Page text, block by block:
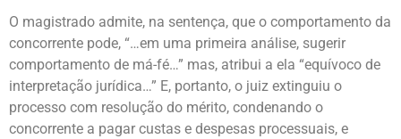
O magistrado admite, na sentença, que o comportamento da
concorrente pode, “…em uma primeira análise, sugerir
comportamento de má-fé…” mas, atribui a ela “equívoco de
interpretação jurídica…” E, portanto, o juiz extinguiu o
processo com resolução do mérito, condenando o
concorrente a pagar custas e despesas processuais, e